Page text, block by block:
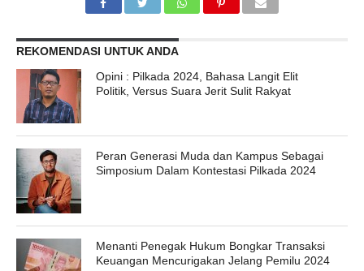
REKOMENDASI UNTUK ANDA
Opini : Pilkada 2024, Bahasa Langit Elit
Politik, Versus Suara Jerit Sulit Rakyat
Peran Generasi Muda dan Kampus Sebagai
Simposium Dalam Kontestasi Pilkada 2024
Menanti Penegak Hukum Bongkar Transaksi
Keuangan Mencurigakan Jelang Pemilu 2024